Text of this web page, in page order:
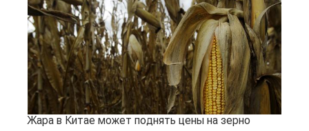
Жара в Китае может поднять цены на зерно